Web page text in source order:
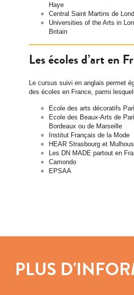
Haye
Central Saint Martins de
Universities of the Arts in
Britain
Les écoles d’art en
Le cursus suivi en anglais permet
des écoles en France, parmi
Ecole des arts décoratifs
Ecole des Beaux-Arts de
Bordeaux ou de Marseille
Institut Français de la Mode
HEAR Strasbourg et
Les DN MADE partout en
Camondo
EPSAA
PLUS